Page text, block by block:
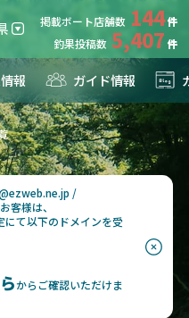
掲載ボート店舗数 144
釣果投稿数 5,407
報 ガイド情報
/
客様は、
にて以下のドメインを受
からご確認いただけま